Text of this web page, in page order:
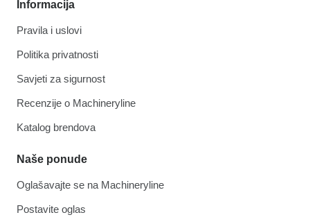
Informacija
Pravila i uslovi
Politika privatnosti
Savjeti za sigurnost
Recenzije o Machineryline
Katalog brendova
Naše ponude
Oglašavajte se na Machineryline
Postavite oglas